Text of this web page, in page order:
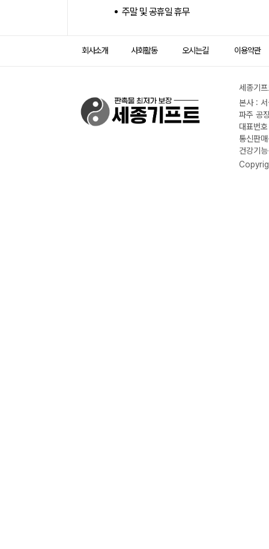
주말 및 공휴일 휴무
회사소개 사회활동 오시는길 이용약관
세종기
본사 :
파주 공
대표번
통신판
건강기